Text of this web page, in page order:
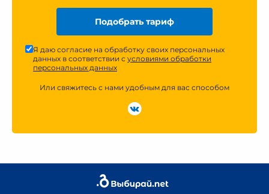
Подобрать тариф
Я даю согласие на обработку своих персональных
данных в соответствии с условиями обработки
персональных данных
Или свяжитесь с нами удобным для вас способом